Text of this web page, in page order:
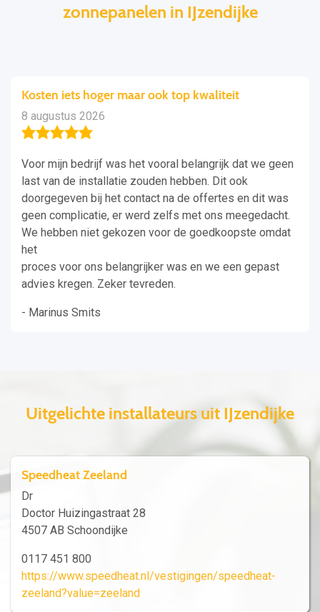
zonnepanelen in IJzendijke
Kosten iets hoger maar ook top kwaliteit
8 augustus 2026
Voor mijn bedrijf was het vooral belangrijk dat we geen
last van de installatie zouden hebben. Dit ook
doorgegeven bij het contact na de offertes en dit was
geen complicatie, er werd zelfs met ons meegedacht.
We hebben niet gekozen voor de goedkoopste omdat
het
proces voor ons belangrijker was en we een gepast
advies kregen. Zeker tevreden.
- Marinus Smits
Uitgelichte installateurs uit IJzendijke
Speedheat Zeeland
Dr
Doctor Huizingastraat 28
4507 AB Schoondijke
0117 451 800
https://www.speedheat.nl/vestigingen/speedheat-
zeeland?value=zeeland